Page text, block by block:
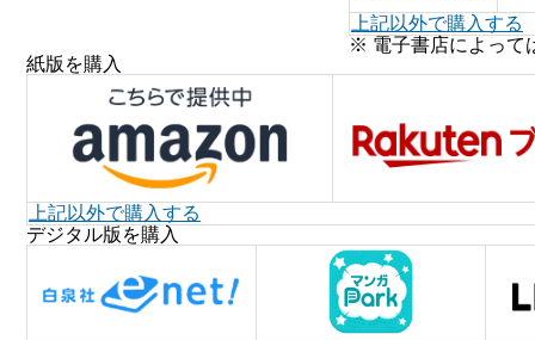
上記以外で購入する
※ 電子書店によって
紙版を購入
上記以外で購入する
デジタル版を購入